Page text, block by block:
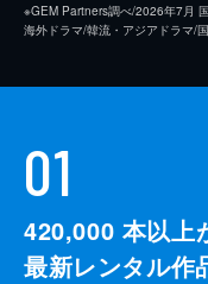
※GEM Partners調べ/2026年7⽉
海外ドラマ/韓流・アジアドラマ/
01
420,000 本以上
最新レンタル作